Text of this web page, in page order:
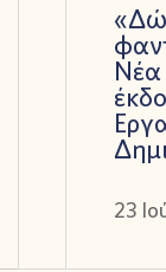
Νέα
23